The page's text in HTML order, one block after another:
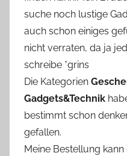
suche noch lustige
auch schon einiges
nicht verraten, da ja
schreibe *grins
Die Kategorien
Gadgets&Technik
bestimmt schon
gefallen.
Meine Bestellung